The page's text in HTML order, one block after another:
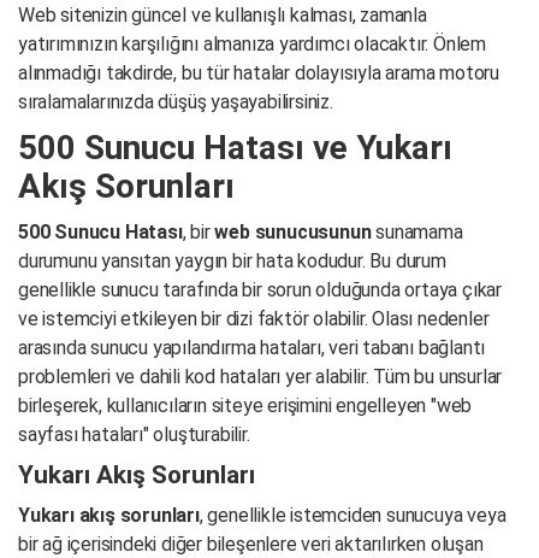
Web sitenizin güncel ve kullanışlı kalması, zamanla
yatırımınızın karşılığını almanıza yardımcı olacaktır. Önlem
alınmadığı takdirde, bu tür hatalar dolayısıyla arama motoru
sıralamalarınızda düşüş yaşayabilirsiniz.
500 Sunucu Hatası ve Yukarı
Akış Sorunları
500 Sunucu Hatası, birweb sunucusununsunamama
durumunu yansıtan yaygın bir hata kodudur. Bu durum
genellikle sunucu tarafında bir sorun olduğunda ortaya çıkar
ve istemciyi etkileyen bir dizi faktör olabilir. Olası nedenler
arasında sunucu yapılandırma hataları, veri tabanı bağlantı
problemleri ve dahili kod hataları yer alabilir. Tüm bu unsurlar
birleşerek, kullanıcıların siteye erişimini engelleyen "web
sayfası hataları" oluşturabilir.
Yukarı Akış Sorunları
Yukarı akış sorunları, genellikle istemciden sunucuya veya
bir ağ içerisindeki diğer bileşenlere veri aktarılırken oluşan